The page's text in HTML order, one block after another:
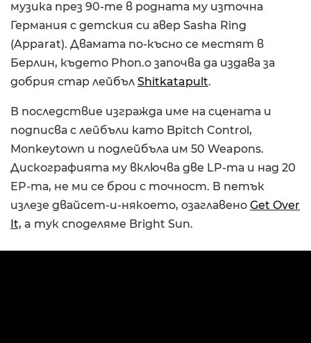
музика през 90-те в родната му източна
Германия с детския си авер Sasha Ring
(Apparat). Двамата по-късно се местят в
Берлин, където Phon.o започва да издава за
добрия стар лейбъл Shitkatapult.
В последствие изгражда име на сцената и
подписва с лейбъли като Bpitch Control,
Monkeytown и подлейбъла им 50 Weapons.
Дискографията му включва две LP-та и над 20
EP-та, не ми се брои с точност. В петък
излезе двайсет-и-някоето, озаглавено Get Over
It, a тук споделяме Bright Sun.